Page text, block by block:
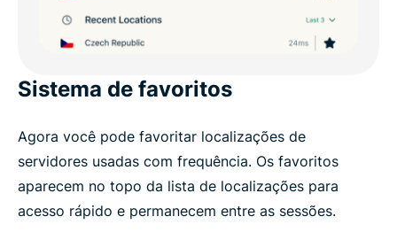
Sistema de favoritos
Agora você pode favoritar localizações de
servidores usadas ​​com frequência. Os favoritos
aparecem no topo da lista de localizações para
acesso rápido e permanecem entre as sessões.